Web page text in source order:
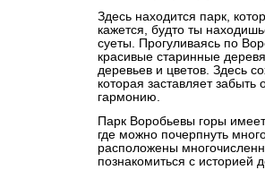
Здесь находится парк,
кажется, будто ты
суеты. Прогуливаясь по
красивые старинные
деревьев и цветов. Здесь
которая заставляет забыть
гармонию.
Парк Воробьевы горы
где можно почерпнуть
расположены
познакомиться с историей